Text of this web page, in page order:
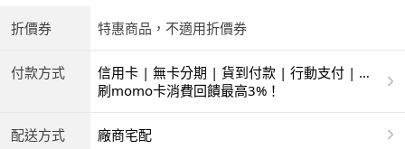
折價券 特惠商品，不適用折價券
付款方式
信用卡 | 無卡分期 | 貨到付款 | 行動支付 | 超
商付款 | ATM | 銀聯卡
刷momo卡消費回饋最高3%！
配送方式 廠商宅配